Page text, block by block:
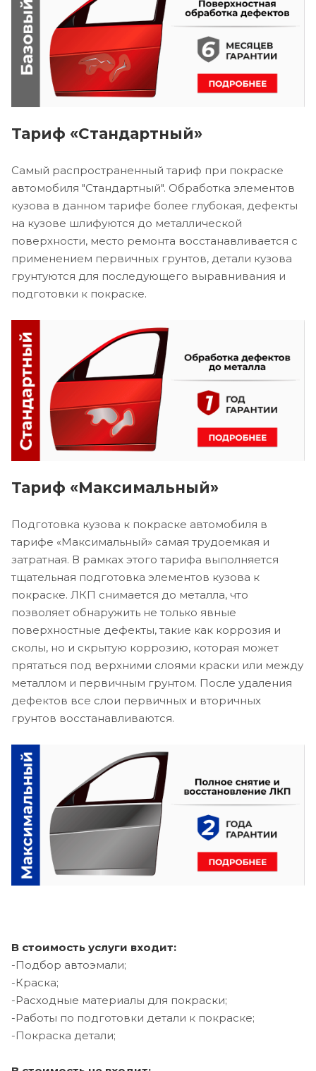
Тариф «Стандартный»
Самый распространенный тариф при покраске
автомобиля "Стандартный". Обработка элементов
кузова в данном тарифе более глубокая, дефекты
на кузове шлифуются до металлической
поверхности, место ремонта восстанавливается с
применением первичных грунтов, детали кузова
грунтуются для последующего выравнивания и
подготовки к покраске.
Тариф «Максимальный»
Подготовка кузова к покраске автомобиля в
тарифе «Максимальный» самая трудоемкая и
затратная. В рамках этого тарифа выполняется
тщательная подготовка элементов кузова к
покраске. ЛКП снимается до металла, что
позволяет обнаружить не только явные
поверхностные дефекты, такие как коррозия и
сколы, но и скрытую коррозию, которая может
прятаться под верхними слоями краски или между
металлом и первичным грунтом. После удаления
дефектов все слои первичных и вторичных
грунтов восстанавливаются.
В стоимость услуги входит:
-Подбор автоэмали;
-Краска;
-Расходные материалы для покраски;
-Работы по подготовки детали к покраске;
-Покраска детали;